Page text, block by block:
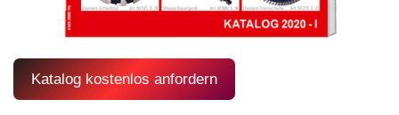
Katalog kostenlos anfordern